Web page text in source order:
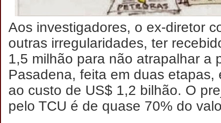
Aos investigadores, o ex-diretor
outras irregularidades, ter
1,5 milhão para não atrapalhar a
Pasadena, feita em duas etapas,
ao custo de US$ 1,2 bilhão. O
pelo TCU é de quase 70% do